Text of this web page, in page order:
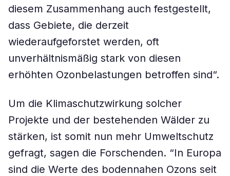
diesem Zusammenhang auch festgestellt,
dass Gebiete, die derzeit
wiederaufgeforstet werden, oft
unverhältnismäßig stark von diesen
erhöhten Ozonbelastungen betroffen sind“.
Um die Klimaschutzwirkung solcher
Projekte und der bestehenden Wälder zu
stärken, ist somit nun mehr Umweltschutz
gefragt, sagen die Forschenden. “In Europa
sind die Werte des bodennahen Ozons seit